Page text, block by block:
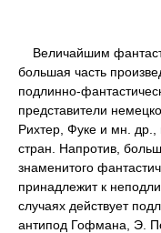
Величайшим
большая часть
подлинно-
представители
Рихтер, Фуке и мн. др.,
стран. Напротив,
знаменитого
принадлежит к
случаях действует
антипод Гофмана, Э.